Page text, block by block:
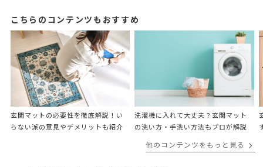
こちらのコンテンツもおすすめ
玄関マットの必要性を徹底解説！い
らない派の意見やデメリットも紹介
洗濯機に入れて大丈夫？​​玄関マット
の洗い方・手洗い方法もプロが解説
他のコンテンツをもっと見る